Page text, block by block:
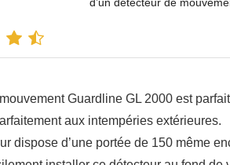
propriété. Testé à travers
conditions les plus
Guardline GL 2000 est
aux intempéries extérieures.
dispose d’une portée de 150 même